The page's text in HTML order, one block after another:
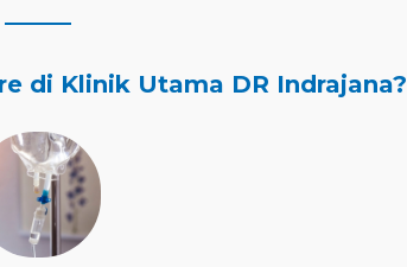
di Klinik Utama DR Indrajana?